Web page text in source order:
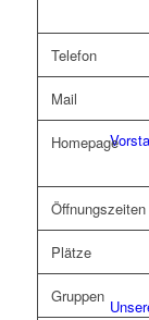
Telefon
Mail
Homepage
Öffnungszeiten
Plätze
Gruppen